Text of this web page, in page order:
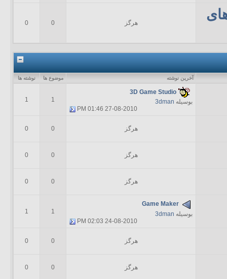
هرگز 0
0
آخرين نوشته موضوع ها نوشته ها
3D Game Studio
بوسیله 3dman
27-08-2010
01:46 PM
1
1
هرگز 0
0
هرگز 0
0
هرگز 0
0
Game Maker
بوسیله 3dman
24-08-2010
02:03 PM
1
1
هرگز 0
0
هرگز 0
0